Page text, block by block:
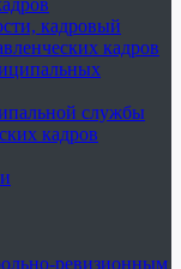
кадровый
кадров
службы
кадров
ревизионным